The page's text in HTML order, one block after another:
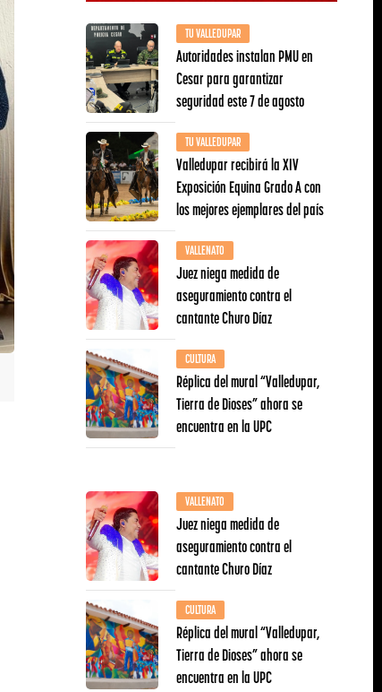
TU VALLEDUPAR
Autoridades instalan PMU en
Cesar para garantizar
seguridad este 7 de agosto
TU VALLEDUPAR
Valledupar recibirá la XIV
Exposición Equina Grado A con
los mejores ejemplares del país
VALLENATO
Juez niega medida de
aseguramiento contra el
cantante Churo Díaz
CULTURA
Réplica del mural “Valledupar,
Tierra de Dioses” ahora se
encuentra en la UPC
VALLENATO
Juez niega medida de
aseguramiento contra el
cantante Churo Díaz
CULTURA
Réplica del mural “Valledupar,
Tierra de Dioses” ahora se
encuentra en la UPC